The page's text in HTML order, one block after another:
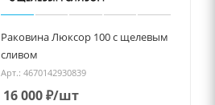
Раковина Люксор 100 с щелевым
сливом
Арт.: 4670142930839
16 000₽/шт